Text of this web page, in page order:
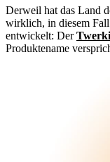
Derweil hat das Land
wirklich, in diesem
entwickelt: Der
Produktename